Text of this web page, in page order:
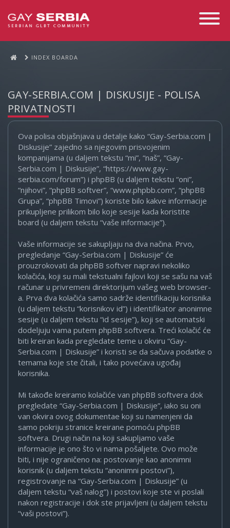
Toggle
INDEX BOARDA
GAY-SERBIA.COM | DISKUSIJE - POLISA
PRIVATNOSTI
Ova polisa objašnjava u detalje kako “Gay-Serbia.com |
Diskusije” zajedno sa njegovim prisvojenim
kompanijama (u daljem tekstu “mi”, “naš”, “Gay-
Serbia.com | Diskusije”, “https://www.gay-
serbia.com/forum”) i phpBB (u daljem tekstu “oni”,
“njihovi”, “phpBB softver”, “www.phpbb.com”, “phpBB
Grupa”, “phpBB Timovi”) koriste bilo kakve informacije
prikupljene prilikom bilo koje sesije kada koristite
board (u daljem tekstu “vaše informacije”).
Vaše informacije se sakupljaju na dva načina. Prvo,
pregledanje “Gay-Serbia.com | Diskusije” će
prouzrokovati da phpBB softver napravi nekoliko
kolačića, koji su mali tekstualni fajlovi koji se sašu na vaš
računar u privremeni direktorijum vašeg web browser-
a. Prva dva kolačića samo sadrže identifikaciju korisnika
(u daljem tekstu “korisnikov id”) i identifikator anonimne
sesije (u daljem tekstu “id sesije”), koji se automatski
dodeljuju vama putem phpBB softvera. Treći kolačić će
biti kreiran kada pregledate teme u okviru “Gay-
Serbia.com | Diskusije” i koristi se da sačuva podatke o
temama koje ste čitali, i tako povećava ugođaj
korisnika.
Mi takođe kreiramo kolačiće van phpBB softvera dok
pregledate “Gay-Serbia.com | Diskusije”, iako su oni
van okvira ovog dokumentae koji su namenjeni da
samo pokriju stranice kreirane pomoću phpBB
softvera. Drugi način na koji sakupljamo vaše
informacije je ono što vi nama pošaljete. Ovo može
biti, i nije ograničeno na: postovanje kao anonimni
korisnik (u daljem tekstu “anonimni postovi”),
registrovanje na “Gay-Serbia.com | Diskusije” (u
daljem tekstu “vaš nalog”) i postovi koje ste vi poslali
nakon registracije i dok ste prijavljeni (u daljem tekstu
“vaši postovi”).